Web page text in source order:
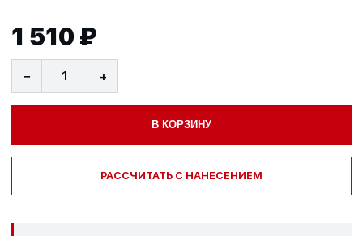
1 510 ₽
− +
В КОРЗИНУ
РАССЧИТАТЬ С НАНЕСЕНИЕМ